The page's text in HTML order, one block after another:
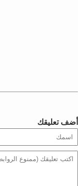
أضف تعليقك